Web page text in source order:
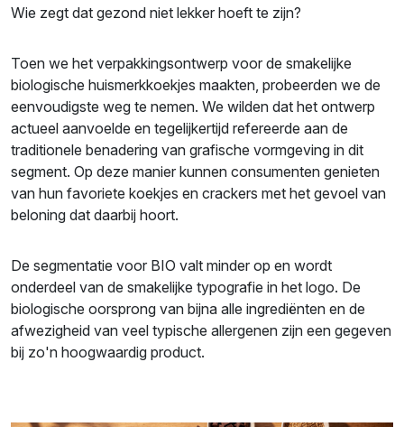
Wie zegt dat gezond niet lekker hoeft te zijn?
Toen we het verpakkingsontwerp voor de smakelijke
biologische huismerkkoekjes maakten, probeerden we de
eenvoudigste weg te nemen. We wilden dat het ontwerp
actueel aanvoelde en tegelijkertijd refereerde aan de
traditionele benadering van grafische vormgeving in dit
segment. Op deze manier kunnen consumenten genieten
van hun favoriete koekjes en crackers met het gevoel van
beloning dat daarbij hoort.
De segmentatie voor BIO valt minder op en wordt
onderdeel van de smakelijke typografie in het logo. De
biologische oorsprong van bijna alle ingrediënten en de
afwezigheid van veel typische allergenen zijn een gegeven
bij zo'n hoogwaardig product.